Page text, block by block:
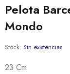
Pelota
Mondo
Stock: Sin existencias
23 Cm